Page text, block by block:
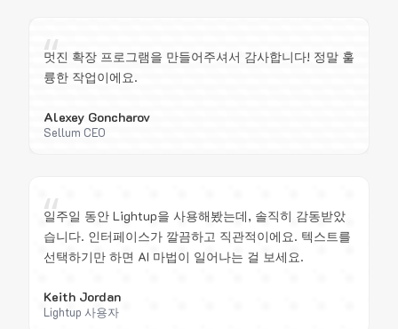
“
멋진 확장 프로그램을 만들어주셔서 감사합니다! 정말 훌
륭한 작업이에요.
Alexey Goncharov
Sellum CEO
“
일주일 동안 Lightup을 사용해봤는데, 솔직히 감동받았
습니다. 인터페이스가 깔끔하고 직관적이에요. 텍스트를
선택하기만 하면 AI 마법이 일어나는 걸 보세요.
Keith Jordan
Lightup 사용자